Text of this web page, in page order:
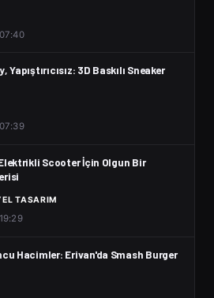
3D Baskılı Sneaker
Scooter İçin Olgun Bir
TASARIM
Hacimler: Erivan'da Smash Burger